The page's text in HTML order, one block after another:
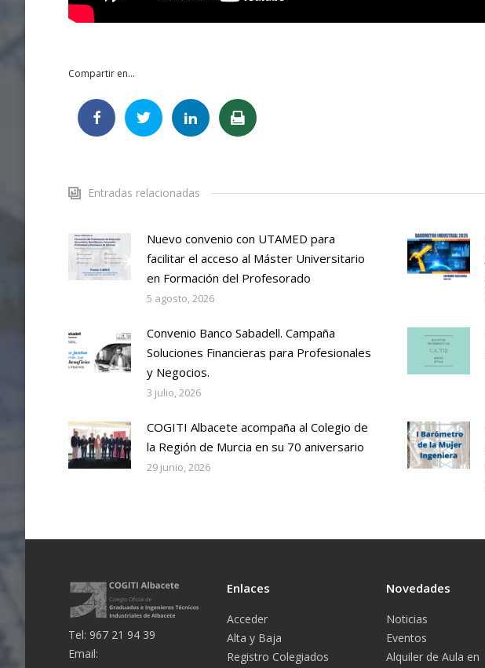
Compartir en...
Entradas relacionadas
Nuevo convenio con UTAMED para
facilitar el acceso al Máster Universitario
en Formación del Profesorado
5 agosto, 2026
Convenio Banco Sabadell. Campaña
Soluciones Financieras para Profesionales
y Negocios.
3 julio, 2026
COGITI Albacete acompaña al Colegio de
la Región de Murcia en su 70 aniversario
29 junio, 2026
Tel: 967 21 94 39
Email:
Enlaces
Acceder
Alta y Baja
Registro Colegiados
Novedades
Noticias
Eventos
Alquiler de Aula en